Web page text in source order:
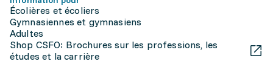
Écolières et écoliers
Gymnasiennes et gymnasiens
Adultes
Shop CSFO: Brochures sur les professions, les
études et la carrière